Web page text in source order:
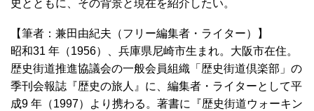
史とともに、その背景と現在を紹介したい。
【筆者：兼田由紀夫（フリー編集者・ライター）】
昭和31 年（1956）、兵庫県尼崎市生まれ。大阪市在住。
歴史街道推進協議会の一般会員組織「歴史街道倶楽部」の
季刊会報誌『歴史の旅人』に、編集者・ライターとして平
成9 年（1997）より携わる。著書に『歴史街道ウォーキン